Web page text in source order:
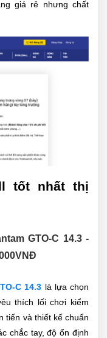
giá rẻ nhưng chất
tốt nhất thị
GTO-C 14.3 -
VNĐ
C 14.3 là lựa chọn
thích lối chơi kiểm
tiến và thiết kế chuẩn
chắc tay, độ ổn định